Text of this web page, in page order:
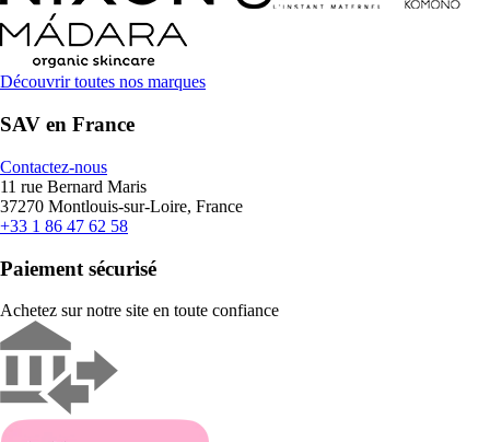
Découvrir toutes nos marques
SAV en France
Contactez-nous
11 rue Bernard Maris
37270 Montlouis-sur-Loire, France
+33 1 86 47 62 58
Paiement sécurisé
Achetez sur notre site en toute confiance